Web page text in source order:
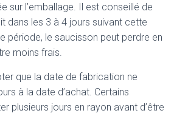
sur l’emballage. Il est conseillé de
dans les 3 à 4 jours suivant cette
période, le saucisson peut perdre en
moins frais.
que la date de fabrication ne
à la date d’achat. Certains
plusieurs jours en rayon avant d’être